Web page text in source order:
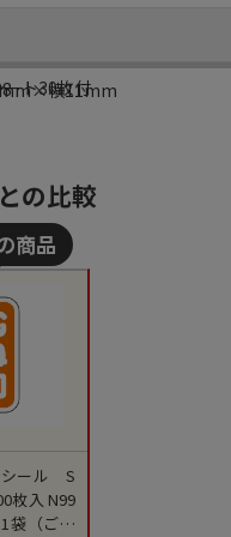
ト30枚付
横11mm
の比較
シール S
枚入 N99
袋（ご注